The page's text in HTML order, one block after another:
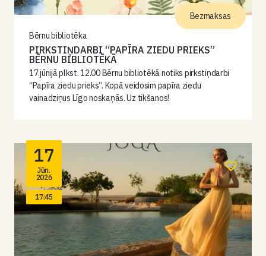
Bērnu bibliotēka
PIRKSTIŅDARBI “PAPĪRA ZIEDU PRIEKS”
BĒRNU BIBLIOTĒKĀ
17.jūnijā plkst. 12.00 Bērnu bibliotēkā notiks pirkstiņdarbi
“Papīra ziedu prieks”. Kopā veidosim papīra ziedu
vainadziņus Līgo noskaņās. Uz tikšanos!
Bezmaksas
17
Jūn.
2026
17:45